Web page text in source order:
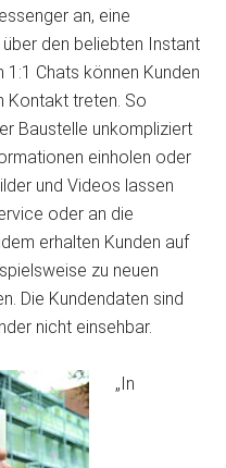
an, eine
den beliebten Instant
Chats können Kunden
Kontakt treten. So
Baustelle unkompliziert
einholen oder
und Videos lassen
oder an die
erhalten Kunden auf
zu neuen
Die Kundendaten sind
nicht einsehbar.
„In